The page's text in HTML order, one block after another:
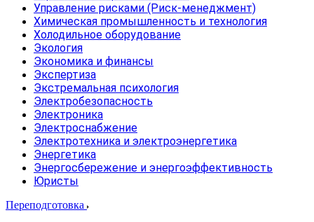
Управление рисками (Риск-менеджмент)
Химическая промышленность и технология
Холодильное оборудование
Экология
Экономика и финансы
Экспертиза
Экстремальная психология
Электробезопасность
Электроника
Электроснабжение
Электротехника и электроэнергетика
Энергетика
Энергосбережение и энергоэффективность
Юристы
Переподготовка